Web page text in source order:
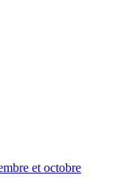
et octobre